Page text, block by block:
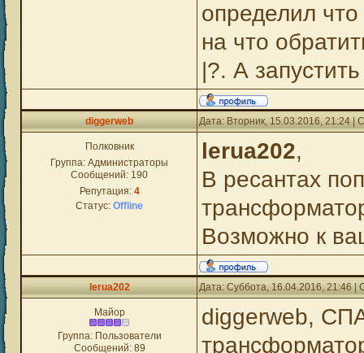
определил
на что
|?. А
diggerweb Дата: Вторник, 15.03.2016, 21:24 |
Полковник
Группа: Администраторы
Сообщений: 190
Репутация: 4
Статус: Offline
lerua202,
В ресантах
Возможно к
lerua202 Дата: Суббота, 16.04.2016, 21:46
Майор
Группа: Пользователи
Сообщений: 89
diggerweb,